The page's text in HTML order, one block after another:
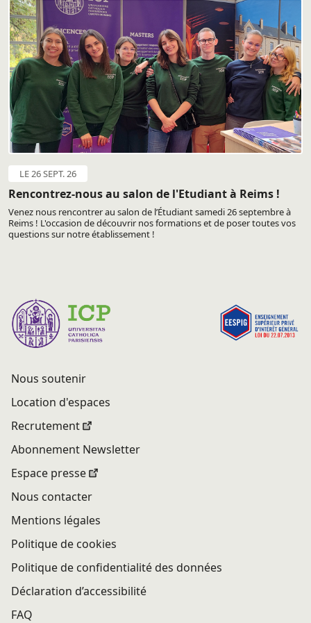
LE 26 SEPT. 26
Rencontrez-nous au salon de l'Etudiant à Reims !
Venez nous rencontrer au salon de l’Étudiant samedi 26 septembre à
Reims ! L'occasion de découvrir nos formations et de poser toutes vos
questions sur notre établissement !
Nous soutenir
Location d'espaces
Recrutement
Abonnement Newsletter
Espace presse
Nous contacter
Mentions légales
Politique de cookies
Politique de confidentialité des données
Déclaration d’accessibilité
FAQ